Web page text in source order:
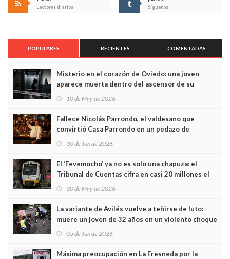
Lectores diarios
Síguenos
POPULARES RECIENTES COMENTADAS
Misterio en el corazón de Oviedo: una joven
aparece muerta dentro del ascensor de su
edificio y las cámaras captan sus últimos minutos
10 de May de 2026
Fallece Nicolás Parrondo, el valdesano que
convirtió Casa Parrondo en un pedazo de
Asturias en Madrid
30 de Jun de 2026
El ‘Fevemocho’ ya no es solo una chapuza: el
Tribunal de Cuentas cifra en casi 20 millones el
sobrecoste de los trenes que no cabían por los
30 de May de 2026
La variante de Avilés vuelve a teñirse de luto:
muere un joven de 32 años en un violento choque
frontal
05 de Jun de 2026
Máxima preocupación en La Fresneda por la